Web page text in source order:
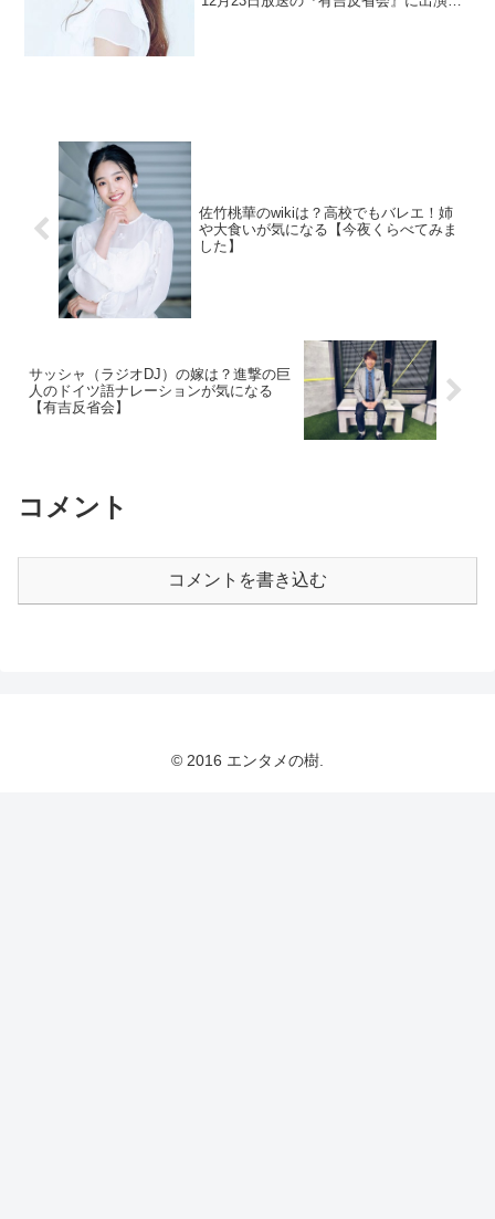
佐竹桃華のwikiは？高校でもバレエ！姉
や大食いが気になる【今夜くらべてみま
した】
サッシャ（ラジオDJ）の嫁は？進撃の巨
人のドイツ語ナレーションが気になる
【有吉反省会】
コメント
コメントを書き込む
© 2016 エンタメの樹.